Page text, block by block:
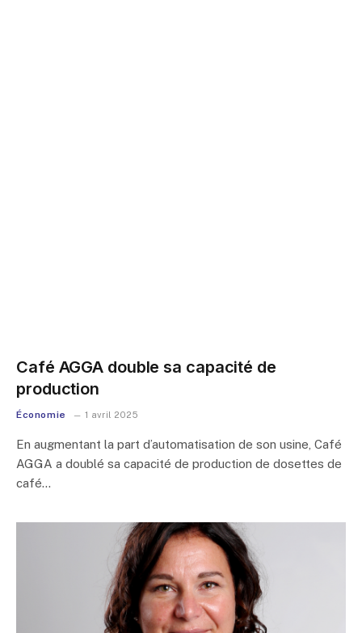
Café AGGA double sa capacité de
production
Économie 1 avril 2025
En augmentant la part d’automatisation de son usine, Café
AGGA a doublé sa capacité de production de dosettes de
café…